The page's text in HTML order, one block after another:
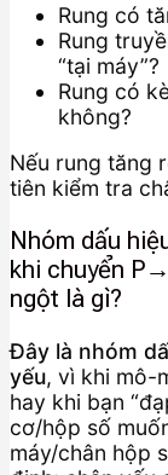
Rung có
Rung
“tại máy”?
Rung có
không?
Nếu rung tăng
tiên kiểm tra
Nhóm dấu
khi chuyển
ngột là gì?
Đây là nhóm
yếu, vì khi mô-
hay khi bạn
cơ/hộp số
máy/chân hộp